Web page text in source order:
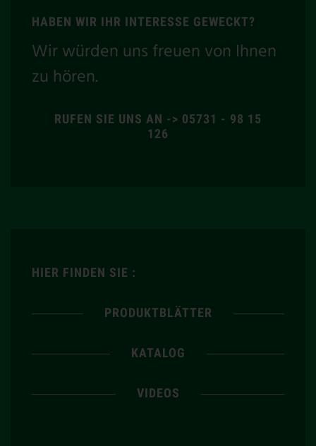
HABEN WIR IHR INTERESSE GEWECKT?
Wir würden uns freuen von Ihnen
zu hören.
RUFEN SIE UNS AN -> 05731 - 98 15
126
HIER FINDEN SIE :
PRODUKTBLÄTTER
KATALOG
VIDEOS